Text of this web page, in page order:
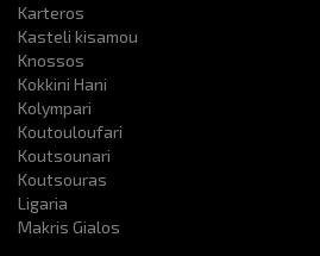
Karteros
Kasteli kisamou
Knossos
Kokkini Hani
Kolympari
Koutouloufari
Koutsounari
Koutsouras
Ligaria
Makris Gialos